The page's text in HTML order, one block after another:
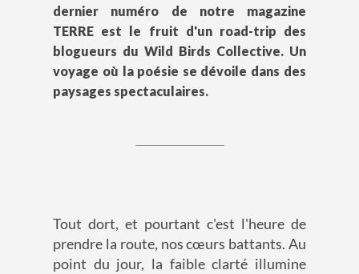
dernier numéro de notre magazine
TERRE est le fruit d'un road-trip des
blogueurs du Wild Birds Collective. Un
voyage où la poésie se dévoile dans des
paysages spectaculaires.
Tout dort, et pourtant c'est l'heure de
prendre la route, nos cœurs battants. Au
point du jour, la faible clarté illumine